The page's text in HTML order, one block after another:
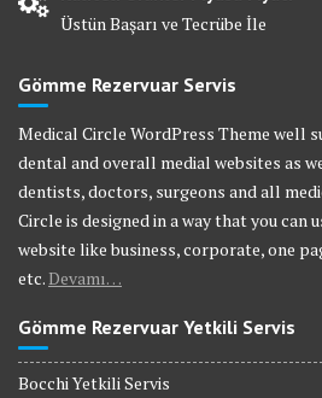
Üstün Başarı ve Tecrübe İle
Gömme Rezervuar Servis
Medical Circle WordPress Theme well
dental and overall medial websites as
dentists, doctors, surgeons and all
Circle is designed in a way that you can
website like business, corporate, one
etc. Devamı…
Gömme Rezervuar Yetkili Servis
Bocchi Yetkili Servis